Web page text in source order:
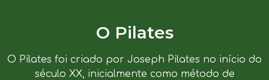
O Pilates
O Pilates foi criado por Joseph Pilates no início do
século XX, inicialmente como método de